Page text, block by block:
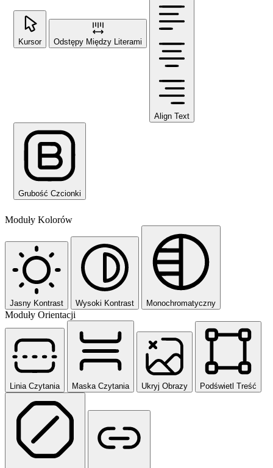
Kursor Odstępy Między Literami
Align Text
Grubość Czcionki
Moduły Kolorów
Jasny Kontrast Wysoki Kontrast Monochromatyczny
Moduły Orientacji
Linia Czytania Maska Czytania Ukryj Obrazy Podświetl Treść